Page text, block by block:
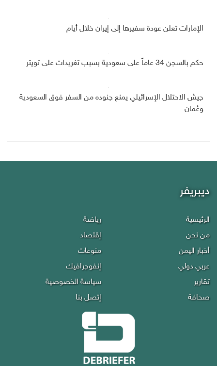
الإمارات تعلن عودة سفيرها إلى إيران خلال أيام
حكم بالسجن 34 عاماً على سعودية بسبب تغريدات على تويتر
جيش الاحتلال الإسرائيلي يمنع جنوده من السفر فوق السعودية
وعُمان
ديبريفر
الرئيسية
من نحن
أخبار اليمن
عربي دولي
تقارير
صحافة
رياضة
إقتصاد
منوعات
إنفوجرافيك
سياسة الخصوصية
إتصل بنا